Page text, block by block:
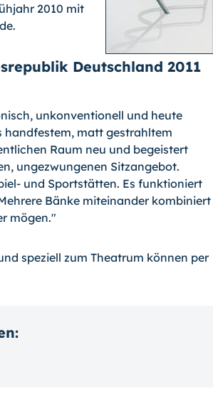
2010 mit
Deutschland 2011
unkonventionell und heute
handfestem, matt gestrahltem
Raum neu und begeistert
ungezwungenen Sitzangebot.
und Sportstätten. Es funktioniert
Bänke miteinander kombiniert
mögen."
speziell zum Theatrum können per